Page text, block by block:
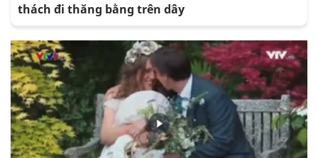
thách đi thăng bằng trên dây